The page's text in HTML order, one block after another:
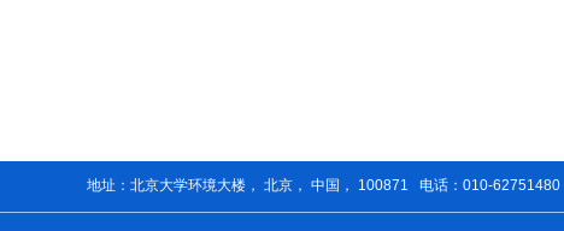
地址：北京大学环境大楼， 北京， 中国， 100871 电话：010-62751480